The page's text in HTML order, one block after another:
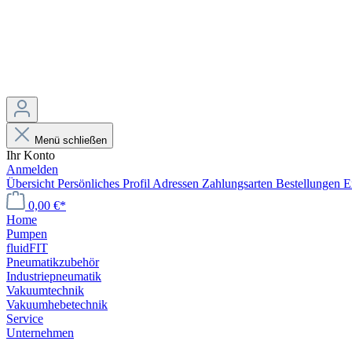
Menü schließen
Ihr Konto
Anmelden
Übersicht Persönliches Profil Adressen Zahlungsarten Bestellungen
0,00 €*
Home
Pumpen
fluidFIT
Pneumatikzubehör
Industriepneumatik
Vakuumtechnik
Vakuumhebetechnik
Service
Unternehmen